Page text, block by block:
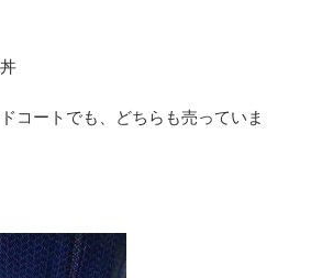
コートでも、どちらも売っていま